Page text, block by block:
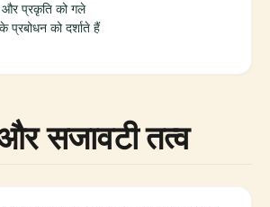
और प्रकृति को गले
प्रबोधन को दर्शाते हैं
सजावटी तत्व